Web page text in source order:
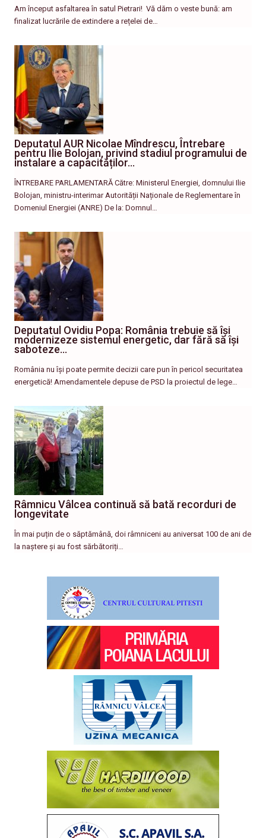
Am început asfaltarea în satul Pietrari! ​ Vă dăm o veste bună: am
finalizat lucrările de extindere a rețelei de…
Deputatul AUR Nicolae Mîndrescu, Întrebare
pentru Ilie Bolojan, privind stadiul programului de
instalare a capacităților…
ÎNTREBARE PARLAMENTARĂ Către: Ministerul Energiei, domnului Ilie
Bolojan, ministru-interimar Autorității Naționale de Reglementare în
Domeniul Energiei (ANRE) De la: Domnul…
Deputatul Ovidiu Popa: România trebuie să își
modernizeze sistemul energetic, dar fără să își
saboteze…
România nu își poate permite decizii care pun în pericol securitatea
energetică! Amendamentele depuse de PSD la proiectul de lege…
Râmnicu Vâlcea continuă să bată recorduri de
longevitate
În mai puțin de o săptămână, doi râmniceni au aniversat 100 de ani de
la naștere și au fost sărbătoriți…